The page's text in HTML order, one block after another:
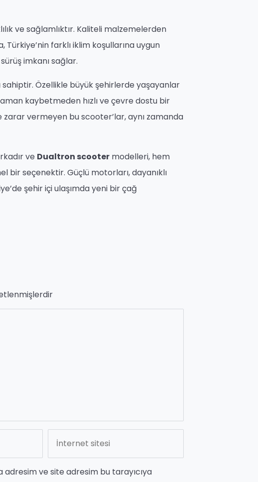
ve sağlamlıktır. Kaliteli malzemelerden
farklı iklim koşullarına uygun
imkanı sağlar.
sahiptir. Özellikle büyük şehirlerde yaşayanlar
kaybetmeden hızlı ve çevre dostu bir
vermeyen bu scooter’lar, aynı zamanda
ve Dualtron scooter modelleri, hem
seçenektir. Güçlü motorları, dayanıklı
şehir içi ulaşımda yeni bir çağ
adresim ve site adresim bu tarayıcıya